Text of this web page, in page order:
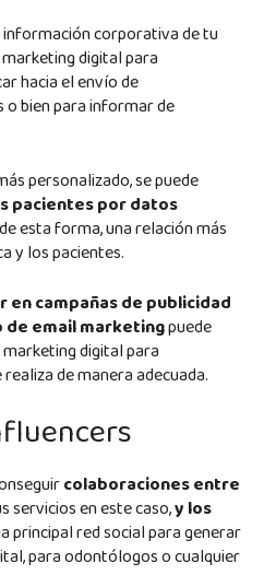
corporativa de tu
digital para
hacia el envío de
o bien para informar de
personalizado, se puede
pacientes por datos
esta forma, una relación más
y los pacientes.
campañas de publicidad
de email marketingpuede
digital para
de manera adecuada.
colaboraciones entre
servicios en este caso,y los
principal red social para generar
para odontólogos o cualquier